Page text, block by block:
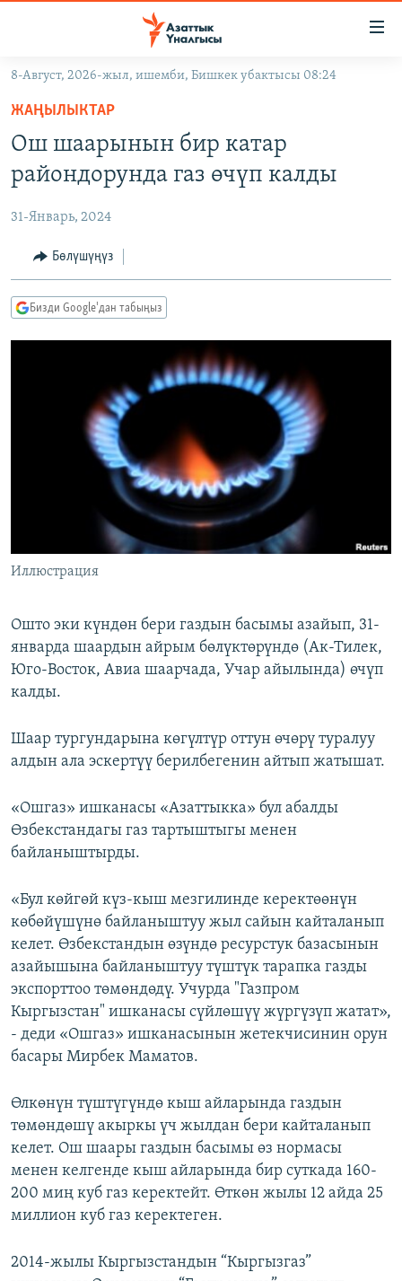
Навигацияга
өтүңүз
Издөөгө
салыңызКЫРГЫЗСТАН
ЭКОНОМИКА
МАДАНИЯТ
БОРБОР АЗИЯ
УКРАИНА
АТАЙЫН ИЛИКТӨӨ
ТВ ПРОГРАММАЛАР
ЭКСПЕРТТЕР ТАЛДАЙТ
ЭЖЕ-СИҢДИЛЕР
ЫҢГАЙСЫЗ СУРООЛОР
ӨЗГӨЧӨ ПИКИР
ОНЛАЙН ШЕРИНЕ
ЭЕ/АРнун бардык сайттары
8-Август, 2026-жыл, ишемби, Бишкек убактысы 08:24
ЖАҢЫЛЫКТАР
Ош шаарынын бир катар
райондорунда газ өчүп калды
31-Январь, 2024
Бөлүшүңүз
Бизди Google'дан табыңыз
Иллюстрация
Ошто эки күндөн бери газдын басымы азайып, 31-
январда шаардын айрым бөлүктөрүндө (Ак-Тилек,
Юго-Восток, Авиа шаарчада, Учар айылында) өчүп
калды.
Шаар тургундарына көгүлтүр оттун өчөрү туралуу
алдын ала эскертүү берилбегенин айтып жатышат.
«Ошгаз» ишканасы «Азаттыкка» бул абалды
Өзбекстандагы газ тартыштыгы менен
байланыштырды.
«Бул көйгөй күз-кыш мезгилинде керектөөнүн
көбөйүшүнө байланыштуу жыл сайын кайталанып
келет. Өзбекстандын өзүндө ресурстук базасынын
азайышына байланыштуу түштүк тарапка газды
экспорттоо төмөндөдү. Учурда "Газпром
Кыргызстан" ишканасы сүйлөшүү жүргүзүп жатат»,
- деди «Ошгаз» ишканасынын жетекчисинин орун
басары Мирбек Маматов.
Өлкөнүн түштүгүндө кыш айларында газдын
төмөндөшү акыркы үч жылдан бери кайталанып
келет. Ош шаары газдын басымы өз нормасы
менен келгенде кыш айларында бир суткада 160-
200 миң куб газ керектейт. Өткөн жылы 12 айда 25
миллион куб газ керектеген.
2014-жылы Кыргызстандын “Кыргызгаз”